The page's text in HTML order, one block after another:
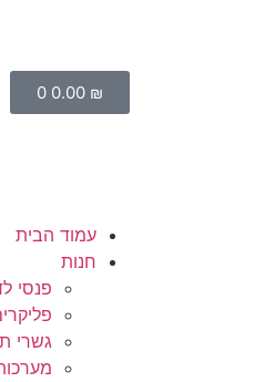
0.00 ₪
0
עמוד הבית
חנות
פנסי
גשרי